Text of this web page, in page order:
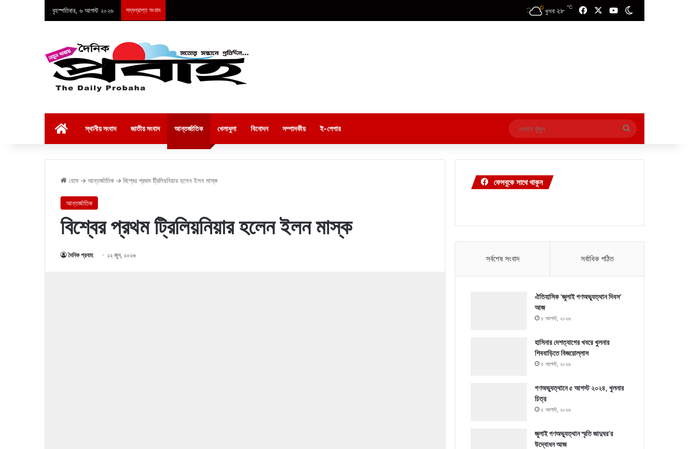
বৃহস্পতিবার, ৬ আগস্ট ২০২৬ সদ্যপ্রাপ্ত সংবাদ খুলনা ২৮ ℃ FacebookYouTube
স্থানীয় সংবাদ জাতীয় সংবাদ আন্তর্জাতিক খেলাধুলা বিনোদন সম্পাদকীয় ই-পেপার
এখানে
খুঁজুন
হোম → আন্তর্জাতিক → বিশ্বের প্রথম ট্রিলিয়নিয়ার হলেন ইলন মাস্ক
আন্তর্জাতিক
বিশ্বের প্রথম ট্রিলিয়নিয়ার হলেন ইলন মাস্ক
দৈনিক প্রবাহ ১২ জুন, ২০২৬
ফেসবুকে সাথে থাকুন
সর্বশেষ সংবাদ সর্বাধিক পঠিত
ঐতিহাসিক ‘জুলাই গণঅভ্যুত্থান দিবস’
আজ
৫ আগস্ট, ২০২৬
হাসিনার দেশত্যাগের খবরে খুলনার
শিববাড়িতে বিজয়োল্লাস
৫ আগস্ট, ২০২৬
গণঅভ্যুত্থানে ৫ আগস্ট ২০২৪, খুলনার
চিত্র
৫ আগস্ট, ২০২৬
জুলাই গণঅভ্যুত্থান স্মৃতি জাদুঘর’র
উদ্বোধন আজ